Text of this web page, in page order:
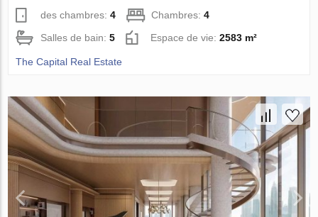
des chambres:4 Chambres:4
Salles de bain:5 Espace de vie:2583 m²
The Capital Real Estate